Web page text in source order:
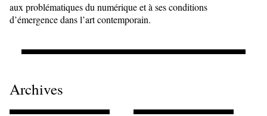
aux problématiques du numérique et à ses conditions
d’émergence dans l’art contemporain.
Archives